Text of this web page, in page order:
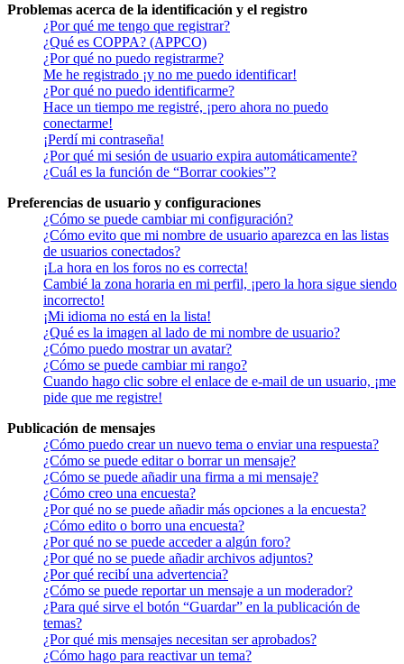
Problemas acerca de la identificación y el registro
¿Por qué me tengo que registrar?
¿Qué es COPPA? (APPCO)
¿Por qué no puedo registrarme?
Me he registrado ¡y no me puedo identificar!
¿Por qué no puedo identificarme?
Hace un tiempo me registré, ¡pero ahora no puedo
conectarme!
¡Perdí mi contraseña!
¿Por qué mi sesión de usuario expira automáticamente?
¿Cuál es la función de “Borrar cookies”?
Preferencias de usuario y configuraciones
¿Cómo se puede cambiar mi configuración?
¿Cómo evito que mi nombre de usuario aparezca en las listas
de usuarios conectados?
¡La hora en los foros no es correcta!
Cambié la zona horaria en mi perfil, ¡pero la hora sigue siendo
incorrecto!
¡Mi idioma no está en la lista!
¿Qué es la imagen al lado de mi nombre de usuario?
¿Cómo puedo mostrar un avatar?
¿Cómo se puede cambiar mi rango?
Cuando hago clic sobre el enlace de e-mail de un usuario, ¡me
pide que me registre!
Publicación de mensajes
¿Cómo puedo crear un nuevo tema o enviar una respuesta?
¿Cómo se puede editar o borrar un mensaje?
¿Cómo se puede añadir una firma a mi mensaje?
¿Cómo creo una encuesta?
¿Por qué no se puede añadir más opciones a la encuesta?
¿Cómo edito o borro una encuesta?
¿Por qué no se puede acceder a algún foro?
¿Por qué no se puede añadir archivos adjuntos?
¿Por qué recibí una advertencia?
¿Cómo se puede reportar un mensaje a un moderador?
¿Para qué sirve el botón “Guardar” en la publicación de
temas?
¿Por qué mis mensajes necesitan ser aprobados?
¿Cómo hago para reactivar un tema?